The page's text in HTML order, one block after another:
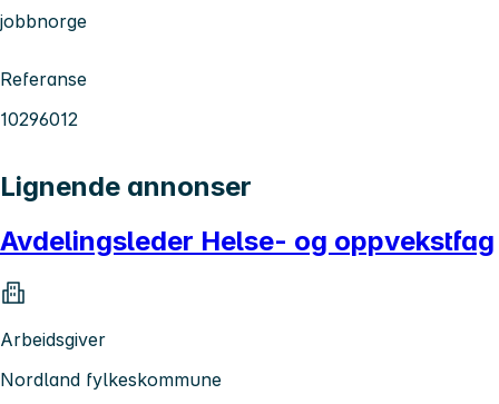
jobbnorge
Referanse
10296012
Lignende annonser
Avdelingsleder Helse- og oppvekstfag
Arbeidsgiver
Nordland fylkeskommune